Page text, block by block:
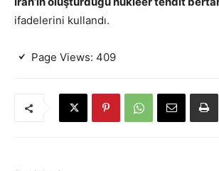
ifadelerini kullandı.
Page Views: 409